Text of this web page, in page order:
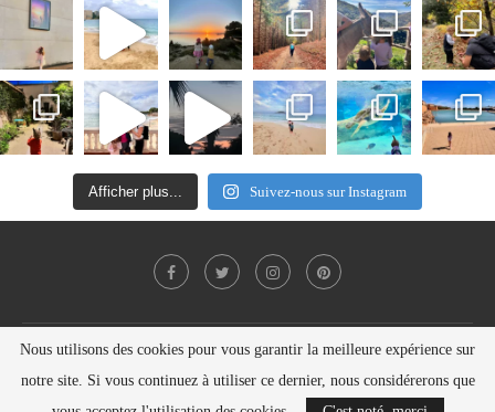
Afficher plus... Suivez-nous sur Instagram
Politique de confidentialité Contact
Copyright © Nelly SEILER 2021
Nous utilisons des cookies pour vous garantir la meilleure expérience sur
notre site. Si vous continuez à utiliser ce dernier, nous considérerons que